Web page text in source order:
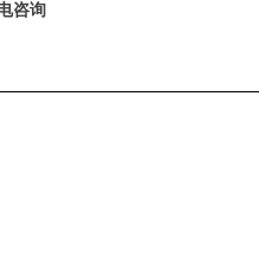
咨询